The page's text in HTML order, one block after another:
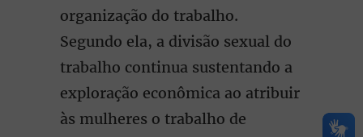
organização do trabalho.
Segundo ela, a divisão sexual do
trabalho continua sustentando a
exploração econômica ao atribuir
às mulheres o trabalho de